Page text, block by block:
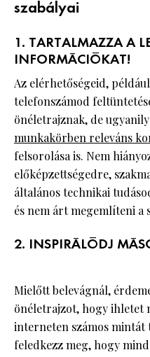
szabályai
1. TARTALMAZZA A
INFORMÁCIÓKAT!
Az elérhetőségeid,
telefonszámod
önéletrajznak, de
munkakörben releváns
felsorolása is. Nem
előképzettségedre,
általános technikai
és nem árt megemlíteni a
2. INSPIRÁLÓDJ
Mielőtt belevágnál,
önéletrajzot, hogy ihletet
interneten számos
feledkezz meg, hogy